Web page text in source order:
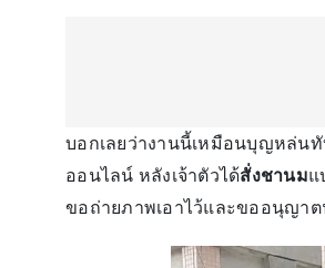
บอกเลยว่างานนี้เหมือนบุญหล่น
ออนไลน์ หลังเจ้าตัวได้สั่งชานมแ
ขอถ่ายภาพเอาไว้และขออนุญา